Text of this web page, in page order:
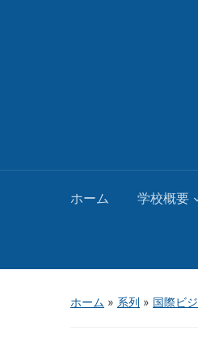
ホーム 学校概要
ホーム » 系列 » 国際ビ